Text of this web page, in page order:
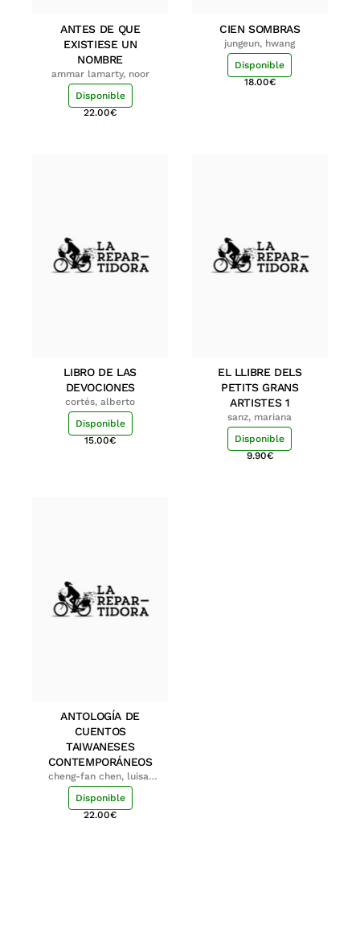
ANTES DE QUE
EXISTIESE UN
NOMBRE
ammar lamarty, noor
Disponible
22.00€
CIEN SOMBRAS
jungeun, hwang
Disponible
18.00€
LIBRO DE LAS
DEVOCIONES
cortés, alberto
Disponible
15.00€
EL LLIBRE DELS
PETITS GRANS
ARTISTES 1
sanz, mariana
Disponible
9.90€
ANTOLOGÍA DE
CUENTOS
TAIWANESES
CONTEMPORÁNEOS
cheng-fan chen, luisa;
shu-ying chang, luisa
Disponible
22.00€